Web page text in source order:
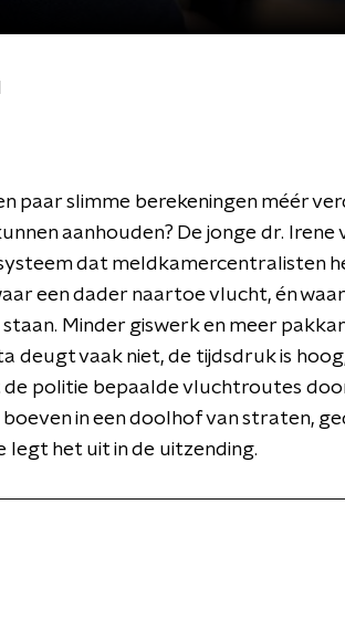
paar slimme berekeningen méér
aanhouden? De jonge dr. Irene
dat meldkamercentralisten
een dader naartoe vlucht, én
Minder giswerk en meer
deugt vaak niet, de tijdsdruk is
politie bepaalde vluchtroutes
boeven in een doolhof van straten,
legt het uit in de uitzending.